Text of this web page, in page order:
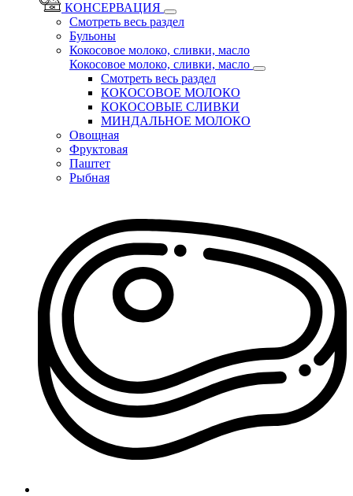
КОНСЕРВАЦИЯ
Смотреть весь раздел
Бульоны
Кокосовое молоко, сливки, масло
Кокосовое молоко, сливки, масло
Смотреть весь раздел
КОКОСОВОЕ МОЛОКО
КОКОСОВЫЕ СЛИВКИ
МИНДАЛЬНОЕ МОЛОКО
Овощная
Фруктовая
Паштет
Рыбная